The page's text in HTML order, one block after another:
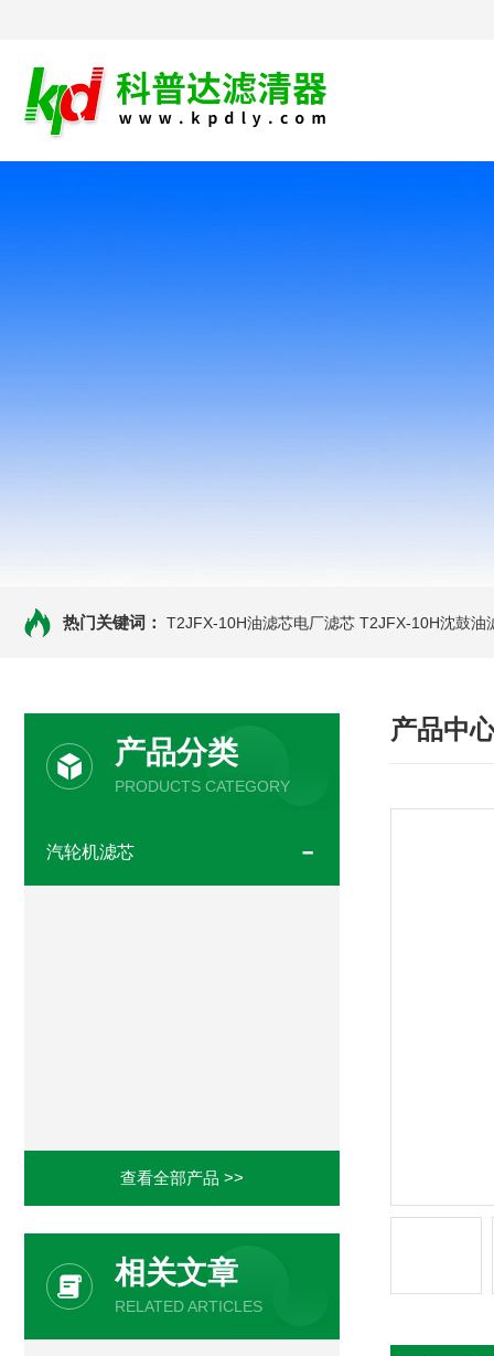
热门关键词： T2JFX-10H油滤芯电厂滤芯 T2JFX-10H沈鼓油
产品分类
PRODUCTS CATEGORY
汽轮机滤芯
查看全部产品 >>
相关文章
RELATED ARTICLES
产品中